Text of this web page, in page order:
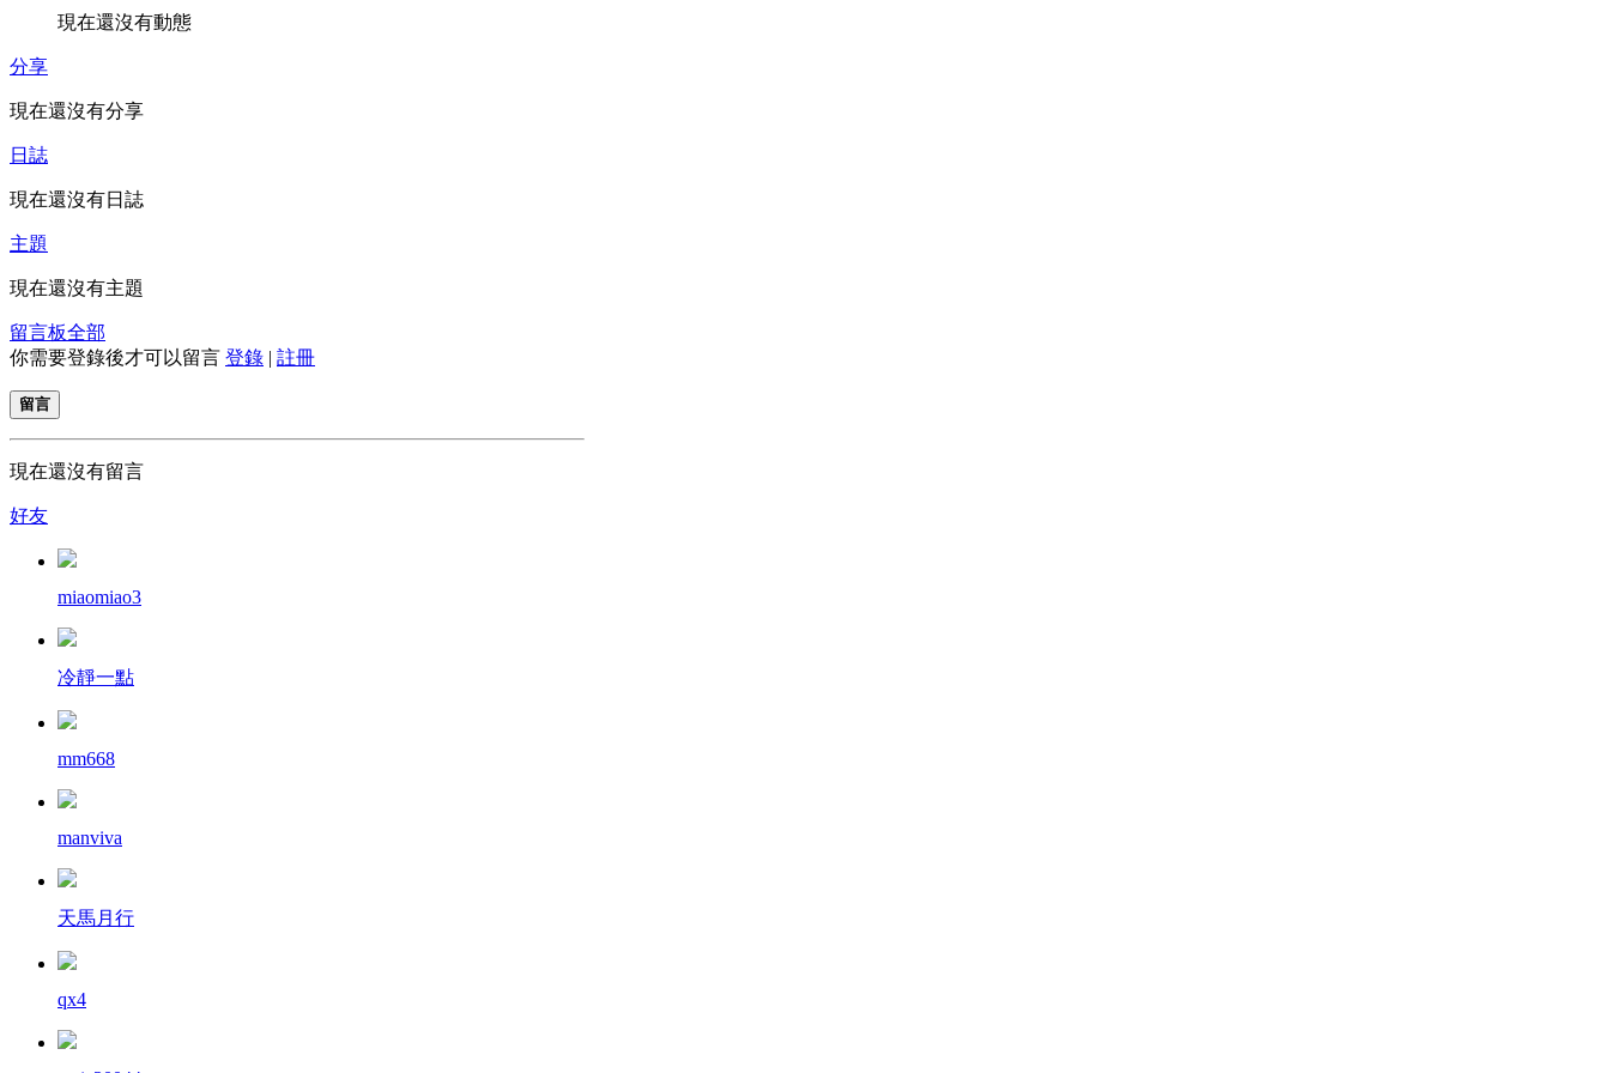
現在還沒有動態
分享
現在還沒有分享
日誌
現在還沒有日誌
主題
現在還沒有主題
留言板全部
你需要登錄後才可以留言 登錄 | 註冊
留言
現在還沒有留言
好友
miaomiao3
冷靜一點
mm668
manviva
天馬月行
qx4